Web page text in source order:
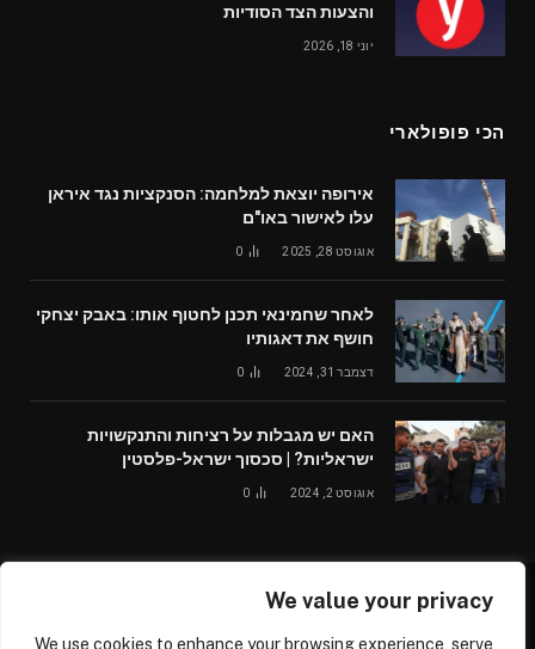
We value your privacy
We use cookies to enhance your browsing experience, serve
והצעות הצד הסודיות
יוני 18, 2026
הכי פופולארי
אירופה יוצאת למלחמה: הסנקציות נגד איראן
עלו לאישור באו"ם
אוגוסט 28, 2025 0
לאחר שחמינאי תכנן לחטוף אותו: באבק יצחקי
חושף את דאגותיו
דצמבר 31, 2024 0
האם יש מגבלות על רציחות והתנקשויות
ישראליות? | סכסוך ישראל-פלסטין
אוגוסט 2, 2024 0